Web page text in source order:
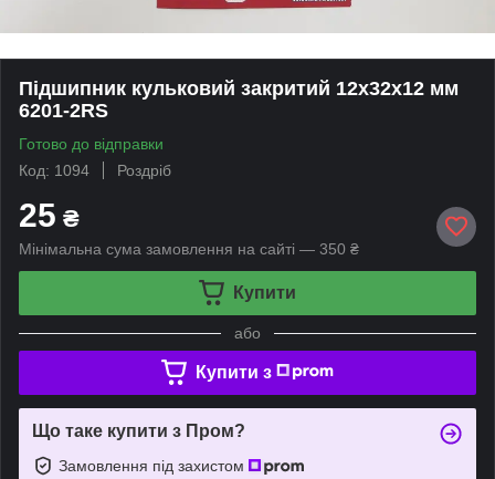
Підшипник кульковий закритий 12х32х12 мм
6201-2RS
Готово до відправки
Код: 1094
Роздріб
25 ₴
Мінімальна сума замовлення на сайті — 350 ₴
Купити
або
Купити з
Що таке купити з Пром?
Замовлення під захистом